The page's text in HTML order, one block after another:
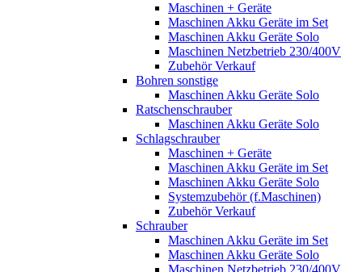
Maschinen + Geräte
Maschinen Akku Geräte im Set
Maschinen Akku Geräte Solo
Maschinen Netzbetrieb 230/400V
Zubehör Verkauf
Bohren sonstige
Maschinen Akku Geräte Solo
Ratschenschrauber
Maschinen Akku Geräte Solo
Schlagschrauber
Maschinen + Geräte
Maschinen Akku Geräte im Set
Maschinen Akku Geräte Solo
Systemzubehör (f.Maschinen)
Zubehör Verkauf
Schrauber
Maschinen Akku Geräte im Set
Maschinen Akku Geräte Solo
Maschinen Netzbetrieb 230/400V